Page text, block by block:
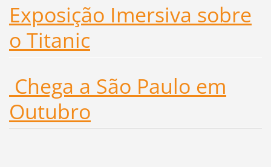
Exposição Imersiva sobre
o Titanic
Chega a São Paulo em
Outubro